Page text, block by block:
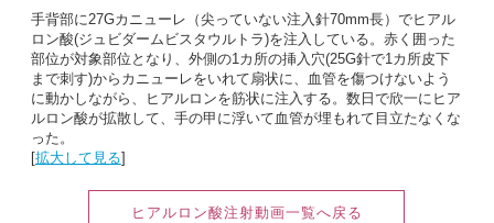
手背部に27Gカニューレ（尖っていない注入針70mm長）でヒアル
ロン酸(ジュビダームビスタウルトラ)を注入している。赤く囲った
部位が対象部位となり、外側の1カ所の挿入穴(25G針で1カ所皮下
まで刺す)からカニューレをいれて扇状に、血管を傷つけないよう
に動かしながら、ヒアルロンを筋状に注入する。数日で欣一にヒア
ルロン酸が拡散して、手の甲に浮いて血管が埋もれて目立たなくな
った。
[拡大して見る]
ヒアルロン酸注射動画一覧へ戻る